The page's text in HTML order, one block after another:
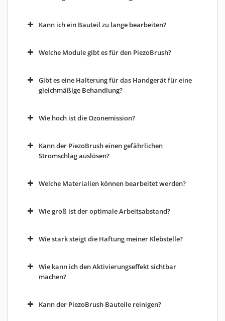
Kann ich ein Bauteil zu lange bearbeiten?
Welche Module gibt es für den PiezoBrush?
Gibt es eine Halterung für das Handgerät für eine
gleichmäßige Behandlung?
Wie hoch ist die Ozonemission?
Kann der PiezoBrush einen gefährlichen
Stromschlag auslösen?
Welche Materialien können bearbeitet werden?
Wie groß ist der optimale Arbeitsabstand?
Wie stark steigt die Haftung meiner Klebstelle?
Wie kann ich den Aktivierungseffekt sichtbar
machen?
Kann der PiezoBrush Bauteile reinigen?